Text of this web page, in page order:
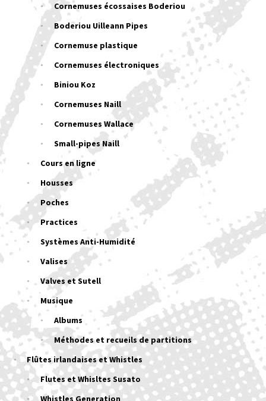
Cornemuses écossaises Boderiou
Boderiou Uilleann Pipes
Cornemuse plastique
Cornemuses électroniques
Biniou Koz
Cornemuses Naill
Cornemuses Wallace
Small-pipes Naill
Cours en ligne
Housses
Poches
Practices
Systèmes Anti-Humidité
Valises
Valves et Sutell
Musique
Albums
Méthodes et recueils de partitions
Flûtes irlandaises et Whistles
Flutes et Whisltes Susato
Whistles Generation